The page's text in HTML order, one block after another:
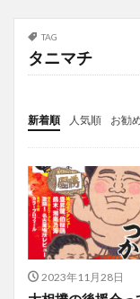
TAG
タニマチ
新着順 人気順
お勧
投稿
学び
マ
電
2023年11月28日